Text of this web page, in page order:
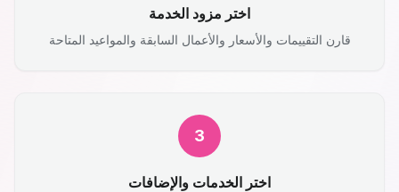
اختر مزود الخدمة
قارن التقييمات والأسعار والأعمال السابقة والمواعيد المتاحة
3
اختر الخدمات والإضافات